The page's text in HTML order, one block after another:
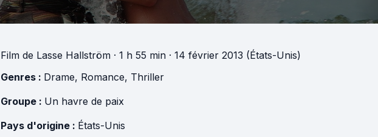
Film de Lasse Hallström · 1 h 55 min · 14 février 2013 (États-Unis)
Genres : Drame, Romance, Thriller
Groupe : Un havre de paix
Pays d'origine : États-Unis